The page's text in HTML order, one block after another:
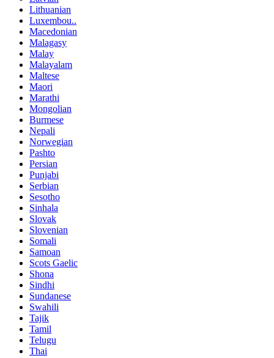
Lithuanian
Luxembou..
Macedonian
Malagasy
Malay
Malayalam
Maltese
Maori
Marathi
Mongolian
Burmese
Nepali
Norwegian
Pashto
Persian
Punjabi
Serbian
Sesotho
Sinhala
Slovak
Slovenian
Somali
Samoan
Scots Gaelic
Shona
Sindhi
Sundanese
Swahili
Tajik
Tamil
Telugu
Thai